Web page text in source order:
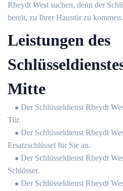
Rheydt West suchen, denn der
bereit, zu Ihrer Haustür zu kommen.
Leistungen des
Mitte
Der Schlüsseldienst Rheydt
Tür.
Der Schlüsseldienst Rheydt
Ersatzschlüssel für Sie an.
Der Schlüsseldienst Rheydt
Schlösser.
Der Schlüsseldienst Rheydt